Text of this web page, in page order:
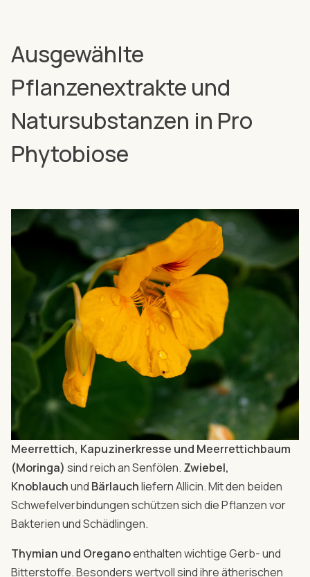
Ausgewählte
Pflanzenextrakte und
Natursubstanzen in Pro
Phytobiose
Meerrettich, Kapuzinerkresse und Meerrettichbaum
(Moringa) sind reich an Senfölen. Zwiebel,
Knoblauchund Bärlauchliefern Allicin. Mit den beiden
Schwefelverbindungen schützen sich die Pflanzen vor
Bakterien und Schädlingen.
Thymian und Oreganoenthalten wichtige Gerb- und
Bitterstoffe. Besonders wertvoll sind ihre ätherischen